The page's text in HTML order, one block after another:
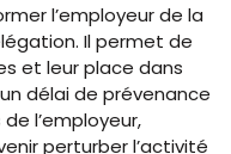
l’employeur de la
Il permet de
et leur place dans
délai de prévenance
l’employeur,
perturber l’activité